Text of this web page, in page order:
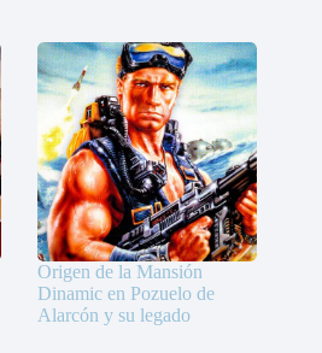
Origen de la Mansión
Dinamic en Pozuelo de
Alarcón y su legado